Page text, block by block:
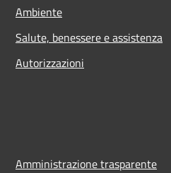
Ambiente
Salute, benessere e assistenza
Autorizzazioni
Amministrazione trasparente